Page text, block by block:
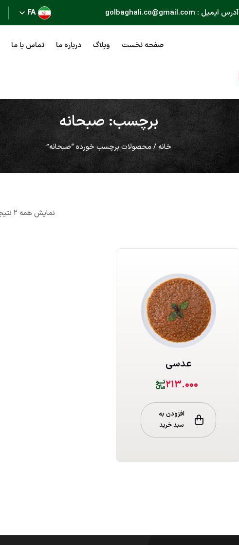
آدرس ایمیل : golbaghali.co@gmail.com FA
صفحه نخست وبلاگ درباره ما تماس با ما
برچسب: صبحانه
خانه / محصولات برچسب خورده “صبحانه”
نمایش همه ۲ نتیجه
عدسی
۲۱۳.۰۰۰
افزودن به
سبد خرید